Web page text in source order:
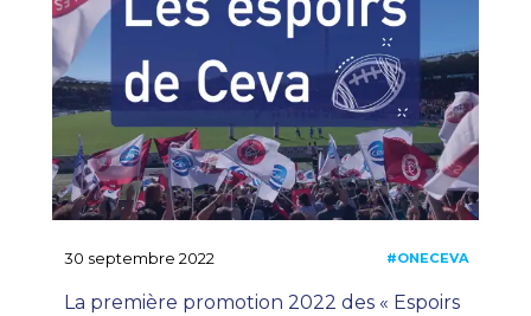
#ONECEVA
30 septembre 2022
La première promotion 2022 des « Espoirs